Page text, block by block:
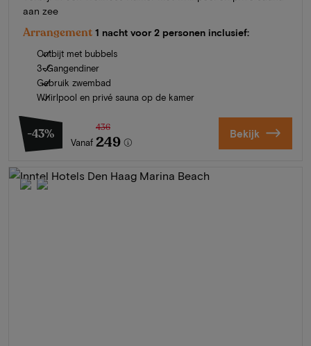
aan zee
Arrangement 1 nacht voor 2 personen inclusief:
Ontbijt met bubbels
3-Gangendiner
Gebruik zwembad
Whirlpool en privé sauna op de kamer
-43%
Vanaf
436
249 Bekijk